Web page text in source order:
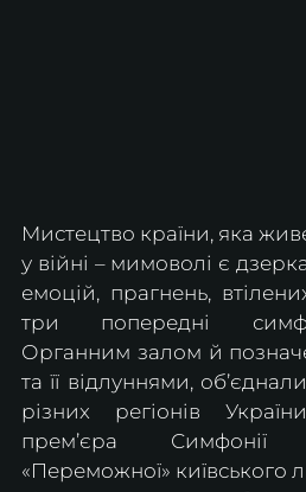
Мистецтво країни, яка
у війні – мимоволі є
емоцій, прагнень,
три попередні
Органним залом й
та її відлуннями,
різних регіонів
прем’єра
«Переможної» київського